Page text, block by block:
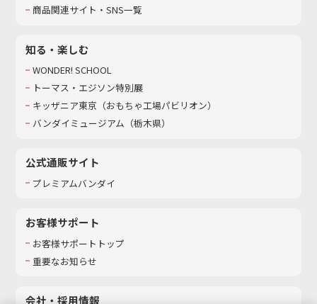
商品関連サイト・SNS一覧
知る・楽しむ
WONDER! SCHOOL
トーマス・エジソン特別展
キッザニア東京（おもちゃ工場パビリオン）​
バンダイミュージアム（栃木県）
公式通販サイト
プレミアムバンダイ
お客様サポート
お客様サポートトップ
重要なお知らせ
会社・採用情報